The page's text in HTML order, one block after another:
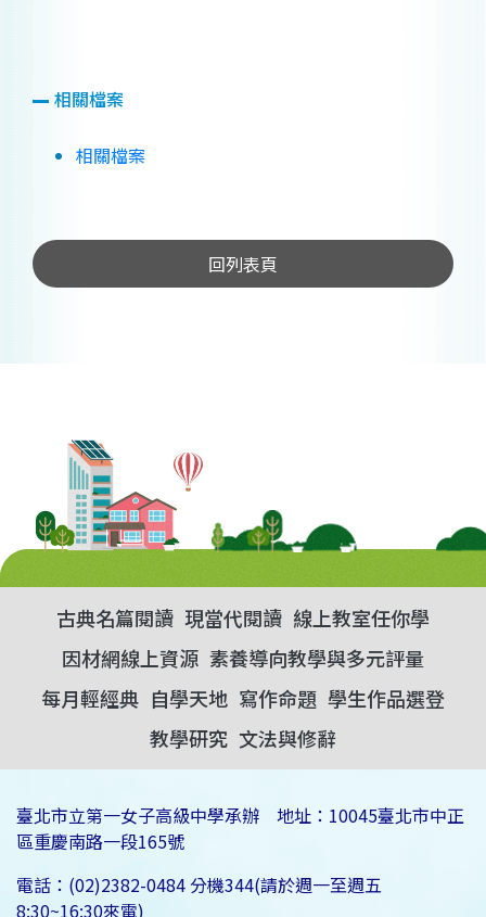
相關檔案
相關檔案
回列表頁
古典名篇閱讀 現當代閱讀 線上教室任你學
因材網線上資源 素養導向教學與多元評量
每月輕經典 自學天地 寫作命題 學生作品選登
教學研究 文法與修辭
臺北市立第一女子高級中學承辦 地址：10045臺北市中正
區重慶南路一段165號
電話：(02)2382-0484 分機344(請於週一至週五
8:30~16:30來電)